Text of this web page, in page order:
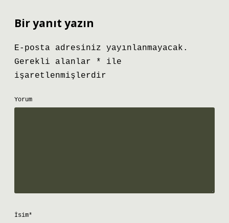
Bir yanıt yazın
E-posta adresiniz yayınlanmayacak.
Gerekli alanlar
*
ile
işaretlenmişlerdir
Yorum
İsim*